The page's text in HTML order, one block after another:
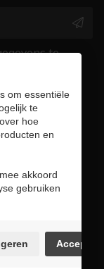
te
in
om essentiële
te
hoe
en
akkoord
gebruiken